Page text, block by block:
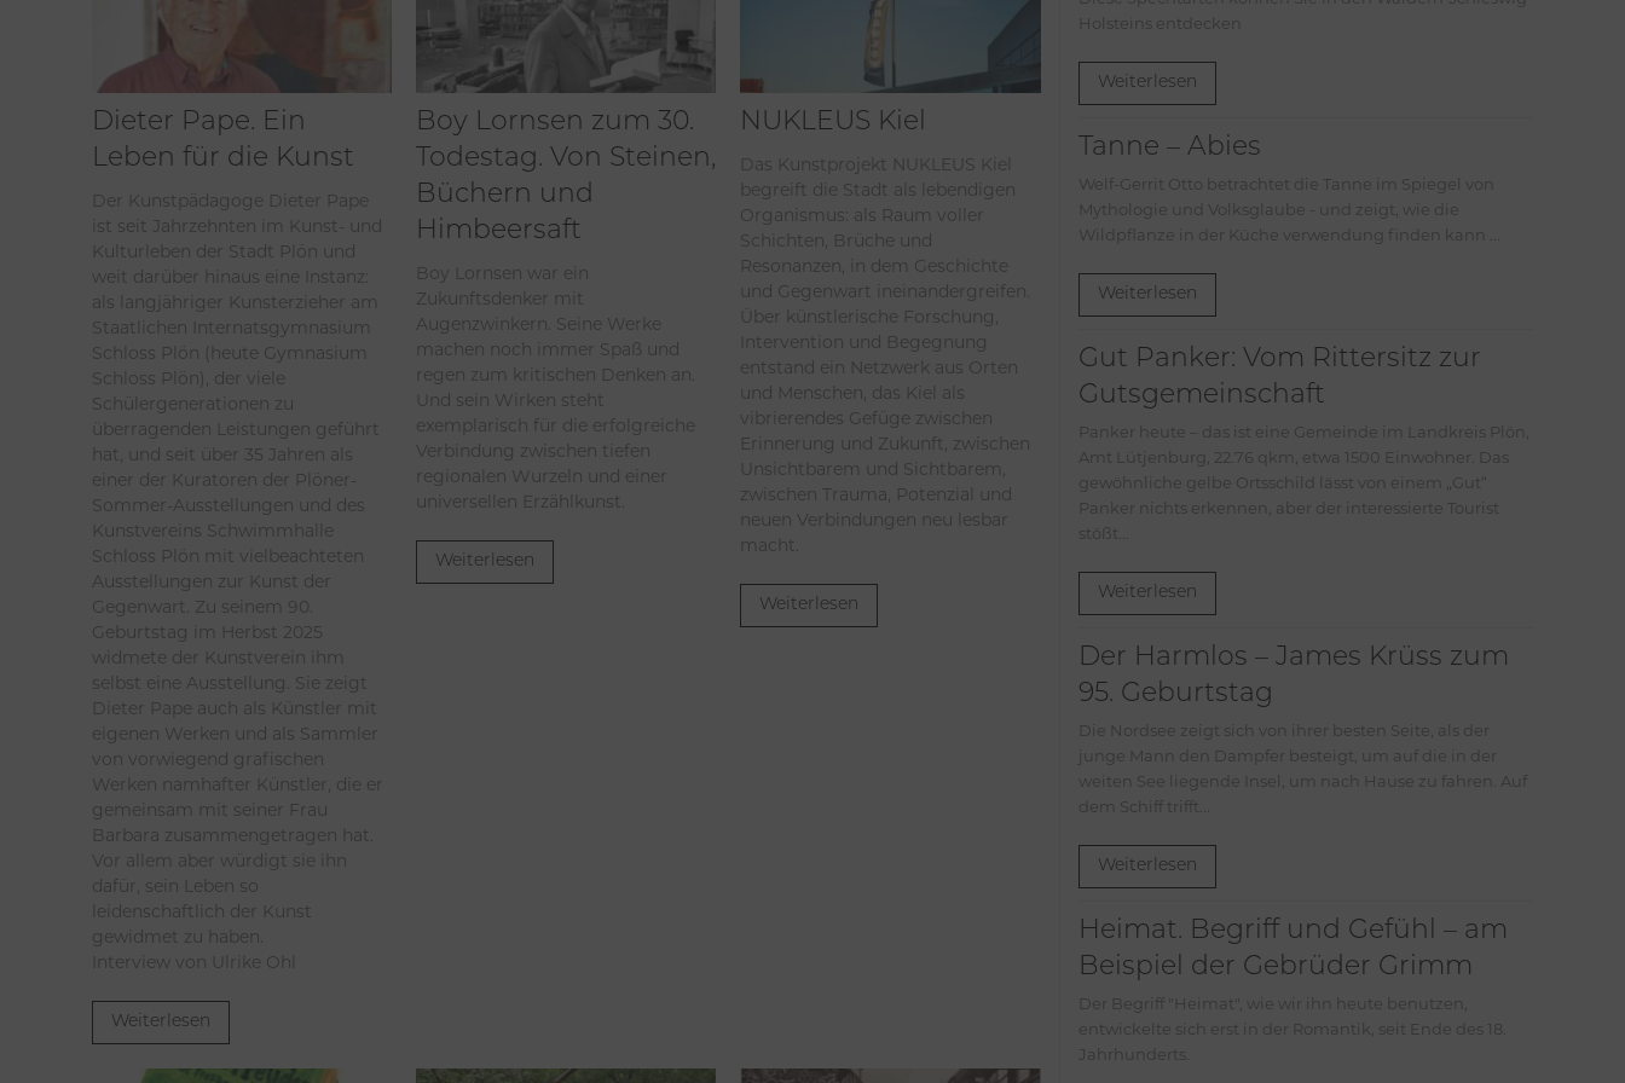
Dieter Pape. Ein
Leben für die Kunst
Der Kunstpädagoge Dieter Pape
ist seit Jahrzehnten im Kunst- und
Kulturleben der Stadt Plön und
weit darüber hinaus eine Instanz:
als langjähriger Kunsterzieher am
Staatlichen Internatsgymnasium
Schloss Plön (heute Gymnasium
Schloss Plön), der viele
Schülergenerationen zu
überragenden Leistungen geführt
hat, und seit über 35 Jahren als
einer der Kuratoren der Plöner-
Sommer-Ausstellungen und des
Kunstvereins Schwimmhalle
Schloss Plön mit vielbeachteten
Ausstellungen zur Kunst der
Gegenwart. Zu seinem 90.
Geburtstag im Herbst 2025
widmete der Kunstverein ihm
selbst eine Ausstellung. Sie zeigt
Dieter Pape auch als Künstler mit
eigenen Werken und als Sammler
von vorwiegend grafischen
Werken namhafter Künstler, die er
gemeinsam mit seiner Frau
Barbara zusammengetragen hat.
Vor allem aber würdigt sie ihn
dafür, sein Leben so
leidenschaftlich der Kunst
gewidmet zu haben.
Interview von Ulrike Ohl
Weiterlesen
Boy Lornsen zum 30.
Todestag. Von Steinen,
Büchern und
Himbeersaft
Boy Lornsen war ein
Zukunftsdenker mit
Augenzwinkern. Seine Werke
machen noch immer Spaß und
regen zum kritischen Denken an.
Und sein Wirken steht
exemplarisch für die erfolgreiche
Verbindung zwischen tiefen
regionalen Wurzeln und einer
universellen Erzählkunst.
Weiterlesen
NUKLEUS Kiel
Das Kunstprojekt NUKLEUS Kiel
begreift die Stadt als lebendigen
Organismus: als Raum voller
Schichten, Brüche und
Resonanzen, in dem Geschichte
und Gegenwart ineinandergreifen.
Über künstlerische Forschung,
Intervention und Begegnung
entstand ein Netzwerk aus Orten
und Menschen, das Kiel als
vibrierendes Gefüge zwischen
Erinnerung und Zukunft, zwischen
Unsichtbarem und Sichtbarem,
zwischen Trauma, Potenzial und
neuen Verbindungen neu lesbar
macht.
Weiterlesen
Holsteins entdecken
Weiterlesen
Tanne – Abies
Welf-Gerrit Otto betrachtet die Tanne im Spiegel von
Mythologie und Volksglaube - und zeigt, wie die
Wildpflanze in der Küche verwendung finden kann ...
Weiterlesen
Gut Panker: Vom Rittersitz zur
Gutsgemeinschaft
Panker heute – das ist eine Gemeinde im Landkreis Plön,
Amt Lütjenburg, 22.76 qkm, etwa 1500 Einwohner. Das
gewöhnliche gelbe Ortsschild lässt von einem „Gut“
Panker nichts erkennen, aber der interessierte Tourist
stößt...
Weiterlesen
Der Harmlos – James Krüss zum
95. Geburtstag
Die Nordsee zeigt sich von ihrer besten Seite, als der
junge Mann den Dampfer besteigt, um auf die in der
weiten See liegende Insel, um nach Hause zu fahren. Auf
dem Schiff trifft...
Weiterlesen
Heimat. Begriff und Gefühl – am
Beispiel der Gebrüder Grimm
Der Begriff "Heimat", wie wir ihn heute benutzen,
entwickelte sich erst in der Romantik, seit Ende des 18.
Jahrhunderts.